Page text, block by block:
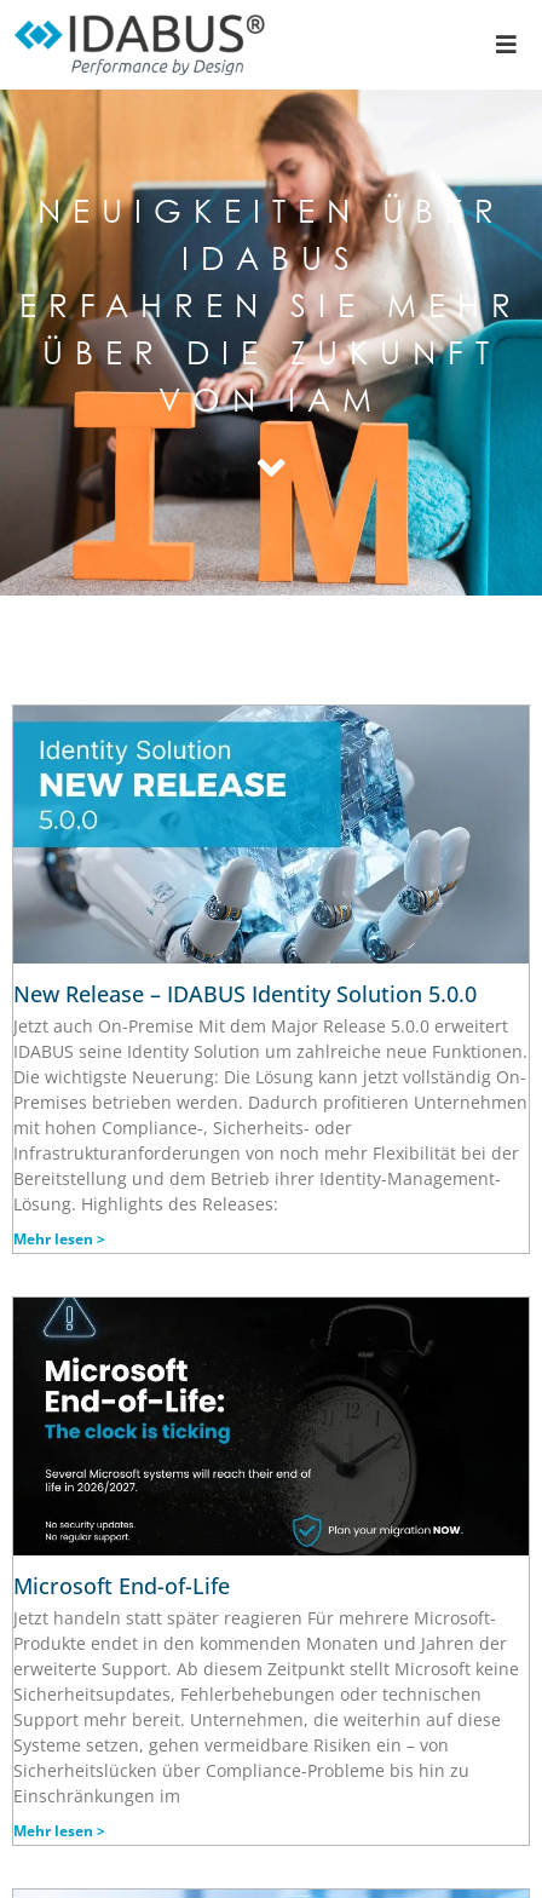
NEUIGKEITEN ÜBER
IDABUS
ERFAHREN SIE MEHR
ÜBER DIE ZUKUNFT
VON IAM
New Release – IDABUS Identity Solution 5.0.0
Jetzt auch On-Premise Mit dem Major Release 5.0.0 erweitert
IDABUS seine Identity Solution um zahlreiche neue Funktionen.
Die wichtigste Neuerung: Die Lösung kann jetzt vollständig On-
Premises betrieben werden. Dadurch profitieren Unternehmen
mit hohen Compliance-, Sicherheits- oder
Infrastrukturanforderungen von noch mehr Flexibilität bei der
Bereitstellung und dem Betrieb ihrer Identity-Management-
Lösung. Highlights des Releases:
Mehr lesen >
Microsoft End-of-Life
Jetzt handeln statt später reagieren Für mehrere Microsoft-
Produkte endet in den kommenden Monaten und Jahren der
erweiterte Support. Ab diesem Zeitpunkt stellt Microsoft keine
Sicherheitsupdates, Fehlerbehebungen oder technischen
Support mehr bereit. Unternehmen, die weiterhin auf diese
Systeme setzen, gehen vermeidbare Risiken ein – von
Sicherheitslücken über Compliance-Probleme bis hin zu
Einschränkungen im
Mehr lesen >